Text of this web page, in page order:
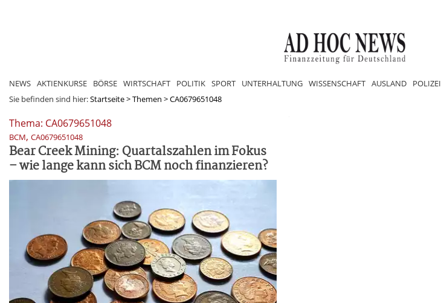
NEWS AKTIENKURSE BÖRSE WIRTSCHAFT POLITIK SPORT UNTERHALTUNG WISSENSCHAFT AUSLAND POLIZEI
Sie befinden sind hier:Startseite>Themen >CA0679651048
Thema: CA0679651048
BCM, CA0679651048
Bear Creek Mining: Quartalszahlen im Fokus
– wie lange kann sich BCM noch finanzieren?